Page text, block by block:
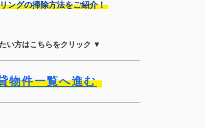
ングの掃除方法をご紹介！
い方はこちらをクリック ▼
物件一覧へ進む